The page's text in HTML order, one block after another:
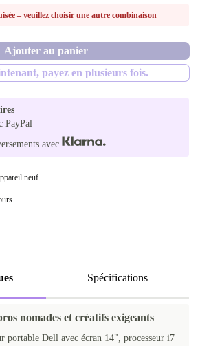
– veuillez choisir une autre combinaison
Ajouter au panier
payez en plusieurs fois.
PayPal
avec
neuf
Spécifications
nomades et créatifs exigeants
portable Dell avec écran 14", processeur i7